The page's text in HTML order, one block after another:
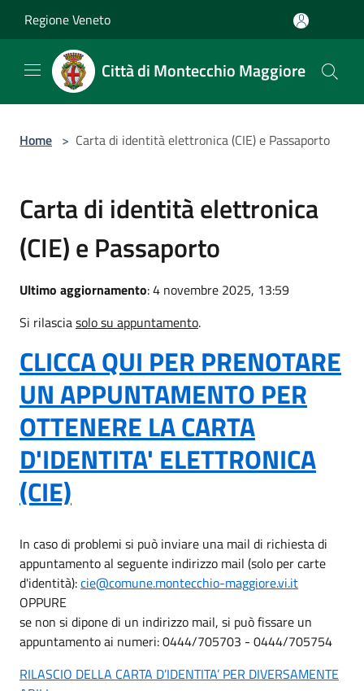
Regione Veneto
Città di Montecchio Maggiore
Home > Carta di identità elettronica (CIE) e Passaporto
Carta di identità elettronica
(CIE) e Passaporto
Ultimo aggiornamento: 4 novembre 2025, 13:59
Si rilasciasolo su appuntamento.
CLICCA QUI PER PRENOTARE
UN APPUNTAMENTO PER
OTTENERE LA CARTA
D'IDENTITA' ELETTRONICA
(CIE)
In caso di problemi si può inviare una mail di richiesta di
appuntamento al seguente indirizzo mail (solo per carte
d'identità):cie@comune.montecchio-maggiore.vi.it
OPPURE
se non si dipone di un indirizzo mail, si può fissare un
appuntamento ai numeri: 0444/705703 - 0444/705754
RILASCIO DELLA CARTA D’IDENTITA’ PER DIVERSAMENTE